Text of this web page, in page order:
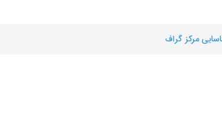
مرکز گراف